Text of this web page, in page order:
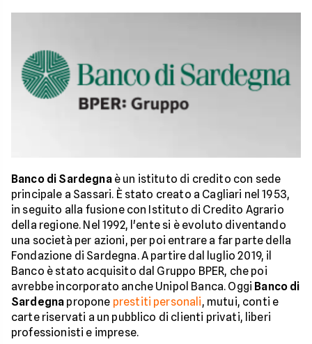
Banco di Sardegnaè un istituto di credito con sede
principale a Sassari. È stato creato a Cagliari nel 1953,
in seguito alla fusione con Istituto di Credito Agrario
della regione. Nel 1992, l'ente si è evoluto diventando
una società per azioni, per poi entrare a far parte della
Fondazione di Sardegna. A partire dal luglio 2019, il
Banco è stato acquisito dal Gruppo BPER, che poi
avrebbe incorporato anche Unipol Banca. Oggi Banco di
Sardegna propone prestiti personali, mutui, conti e
carte riservati a un pubblico di clienti privati, liberi
professionisti e imprese.